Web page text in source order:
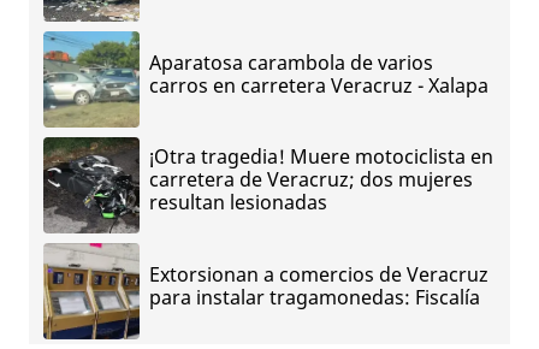
Aparatosa carambola de varios
carros en carretera Veracruz - Xalapa
¡Otra tragedia! Muere motociclista en
carretera de Veracruz; dos mujeres
resultan lesionadas
Extorsionan a comercios de Veracruz
para instalar tragamonedas: Fiscalía